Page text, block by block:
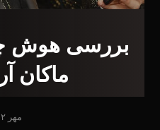
بررسی هوش
ماکان
مهر ۱۲, ۱۴۰۰